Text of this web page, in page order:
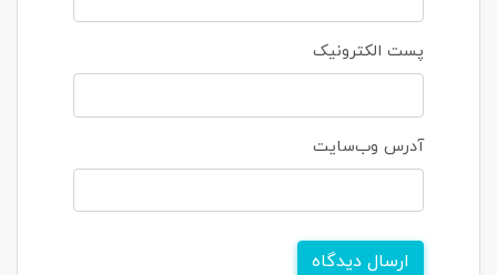
پست الکترونیک
آدرس وب‌سایت
ارسال دیدگاه